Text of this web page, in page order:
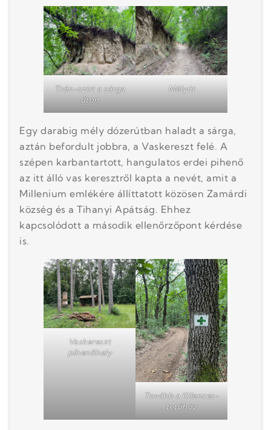
Trón-szirt a sárga
úton
Mélyút
Egy darabig mély dózerútban haladt a sárga,
aztán befordult jobbra, a Vaskereszt felé. A
szépen karbantartott, hangulatos erdei pihenő
az itt álló vas keresztről kapta a nevét, amit a
Millenium emlékére állíttatott közösen Zamárdi
község és a Tihanyi Apátság. Ehhez
kapcsolódott a második ellenőrzőpont kérdése
is.
Vaskereszt
pihenőhely
Tovább a Kilences-
tetőhöz